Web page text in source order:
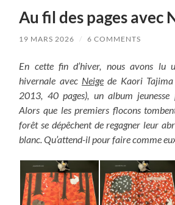
Au fil des pages avec
19 MARS 2026 / 6 COMMENTS
En cette fin d’hiver, nous avons lu
hivernale avec Neigede Kaori Tajima
2013, 40 pages), un album jeunesse
Alors que les premiers flocons
forêt se dépêchent de regagner leur
blanc. Qu’attend-il pour faire comme